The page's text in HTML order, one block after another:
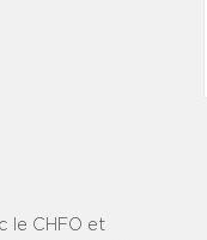
le CHFO et